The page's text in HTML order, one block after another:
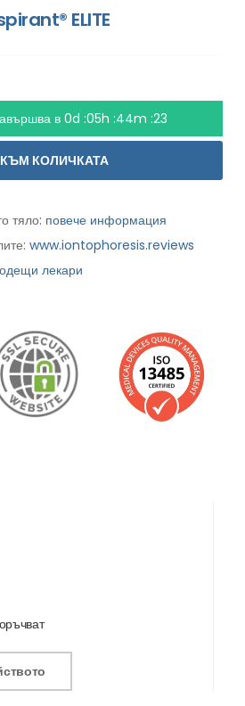
ELITE
в0d :05h :44m :21
КЪМ КОЛИЧКАТА
тяло: повече информация
www.iontophoresis.reviews
лекари